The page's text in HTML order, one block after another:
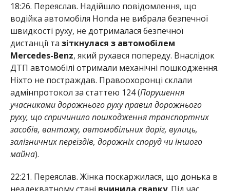
18:26. Переяслав. Надійшло повідомлення, що
водійка автомобіля Honda не вибрала безпечної
швидкості руху, не дотрималася безпечної
дистанції та зіткнулася з автомобілем
Mercedes-Benz, який рухався попереду. Внаслідок
ДТП автомобілі отримали механічні пошкодження.
Ніхто не постраждав. Правоохоронці склали
адмінпротокол за статтею 124 (Порушення
учасниками дорожнього руху правил дорожнього
руху, що спричинило пошкодження транспортних
засобів, вантажу, автомобільних доріг, вулиць,
залізничних переїздів, дорожніх споруд чи іншого
майна).
22:21. Переяслав. Жінка поскаржилася, що донька в